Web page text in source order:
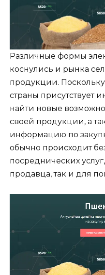
Различные формы
коснулись и рынка
продукции.
страны присутствует
найти новые
своей продукции, а
информацию по
обычно происходит
посреднических
продавца, так и для